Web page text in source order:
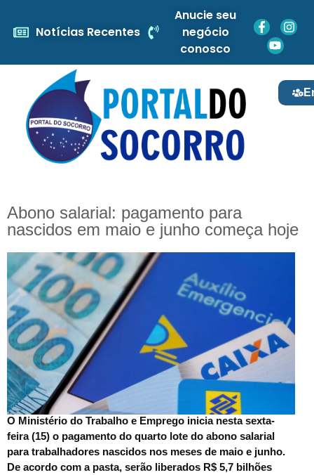
Notícias Recentes
Anucie seu
negócio
conosco
Abono salarial: pagamento para
nascidos em maio e junho começa hoje
O Ministério do Trabalho e Emprego inicia nesta sexta-
feira (15) o pagamento do quarto lote do abono salarial
para trabalhadores nascidos nos meses de maio e junho.
De acordo com a pasta, serão liberados R$ 5,7 bilhões